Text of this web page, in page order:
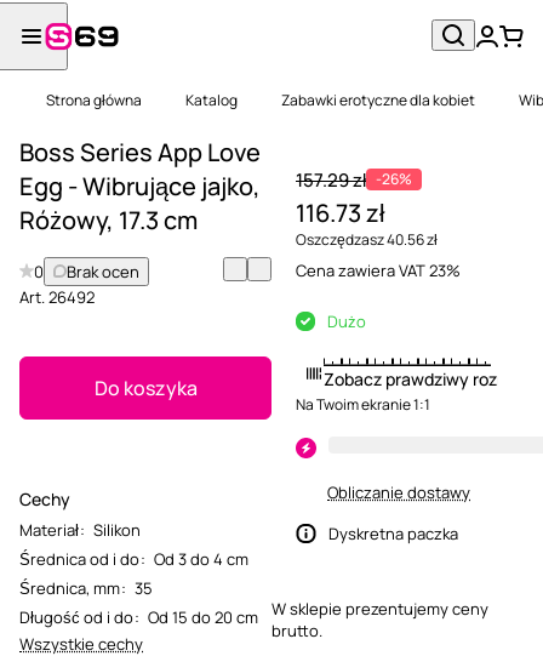
Strona główna Katalog Zabawki erotyczne dla kobiet
Boss Series App Love
Egg - Wibrujące jajko,
Różowy, 17.3 cm
0
Brak ocen
Art.26492
Do koszyka
Cechy
Materiał: Silikon
Średnica od i do: Od 3 do 4 cm
Średnica, mm: 35
Długość od i do: Od 15 do 20 cm
Wszystkie cechy
157.29 zł -26%
116.73 zł
Oszczędzasz 40.56 zł
Cena zawiera VAT 23%
Dużo
Zobacz prawdziwy rozmiar
Na Twoim ekranie 1:1
Obliczanie dostawy
Dyskretna paczka
W sklepie prezentujemy ceny
brutto.